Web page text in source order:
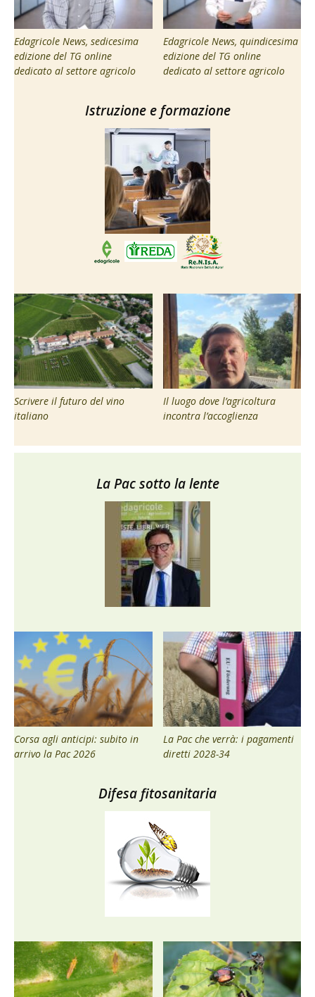
Edagricole News, sedicesima
edizione del TG online
dedicato al settore agricolo
Edagricole News, quindicesima
edizione del TG online
dedicato al settore agricolo
Istruzione e formazione
Scrivere il futuro del vino
italiano
Il luogo dove l’agricoltura
incontra l’accoglienza
La Pac sotto la lente
Corsa agli anticipi: subito in
arrivo la Pac 2026
La Pac che verrà: i pagamenti
diretti 2028-34
Difesa fitosanitaria